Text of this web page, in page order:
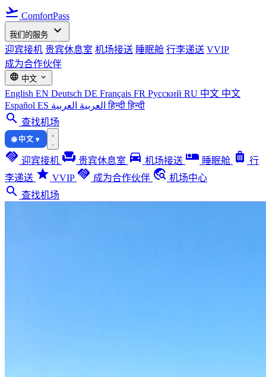
flight_takeoff ComfortPass
我们的服务 expand_more
迎宾接机 贵宾休息室 机场接送 睡眠舱 行李递送 VVIP
成为合作伙伴
language 中文 expand_more
English EN Deutsch DE Français FR Русский RU 中文 中文
Español ES العربية العربية हिन्दीहिन्दी
search 查找机场
🌐 中文 ▾
handshake 迎宾接机 chair 贵宾休息室 directions_car 机场接送 airline_seat_individual_suite 睡眠舱 luggage 行
李递送 star VVIP handshake 成为合作伙伴 travel_explore 机场中心
search 查找机场